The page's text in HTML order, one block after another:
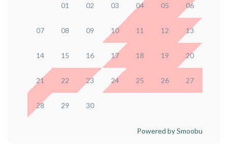
01 02 03 04 05 06
07 08 09 10 11 12 13
14 15 16 17 18 19 20
21 22 23 24 25 26 27
28 29 30
Powered by Smoobu